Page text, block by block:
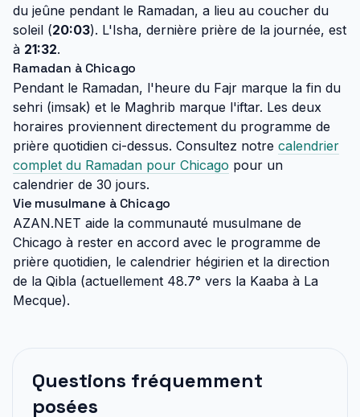
du jeûne pendant le Ramadan, a lieu au coucher du
soleil (20:03). L'Isha, dernière prière de la journée, est
à 21:32.
Ramadan à Chicago
Pendant le Ramadan, l'heure du Fajr marque la fin du
sehri (imsak) et le Maghrib marque l'iftar. Les deux
horaires proviennent directement du programme de
prière quotidien ci-dessus. Consultez notre calendrier
complet du Ramadan pour Chicago pour un
calendrier de 30 jours.
Vie musulmane à Chicago
AZAN.NET aide la communauté musulmane de
Chicago à rester en accord avec le programme de
prière quotidien, le calendrier hégirien et la direction
de la Qibla (actuellement 48.7° vers la Kaaba à La
Mecque).
Questions fréquemment
posées